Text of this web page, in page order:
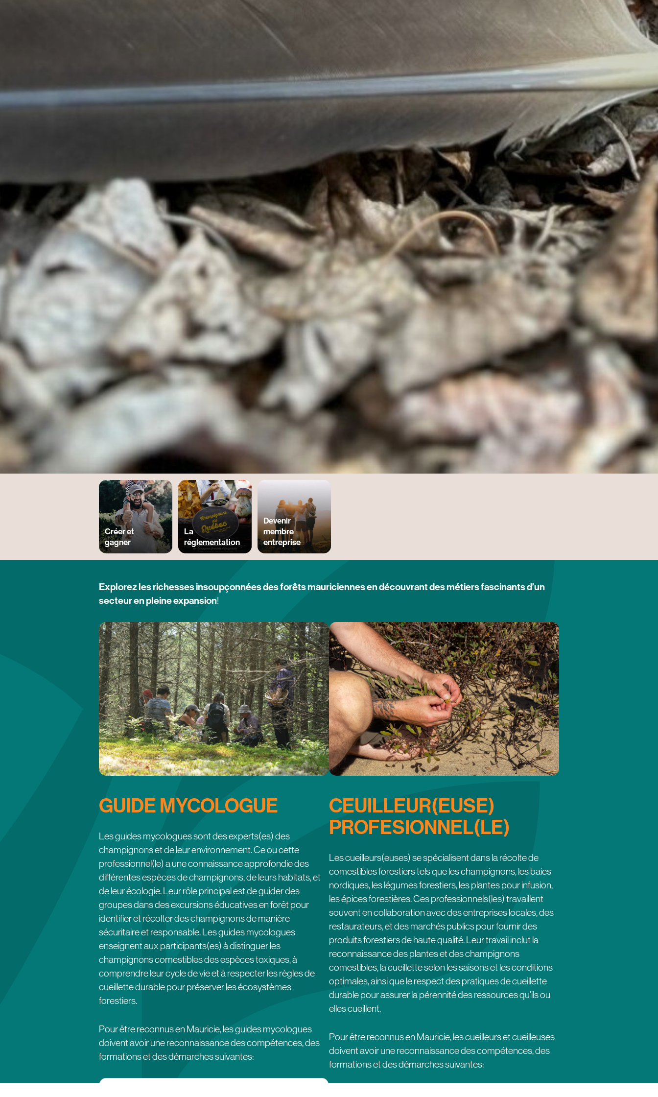
Créer et
gagner
La
réglementation
Devenir
membre
entreprise
Explorez les richesses insoupçonnées des forêts mauriciennes en découvrant des métiers fascinants d’un
secteur en pleine expansion!
GUIDE MYCOLOGUE
Les guides mycologues sont des experts(es) des
champignons et de leur environnement. Ce ou cette
professionnel(le) a une connaissance approfondie des
différentes espèces de champignons, de leurs habitats, et
de leur écologie. Leur rôle principal est de guider des
groupes dans des excursions éducatives en forêt pour
identifier et récolter des champignons de manière
sécuritaire et responsable. Les guides mycologues
enseignent aux participants(es) à distinguer les
champignons comestibles des espèces toxiques, à
comprendre leur cycle de vie et à respecter les règles de
cueillette durable pour préserver les écosystèmes
forestiers.
Pour être reconnus en Mauricie, les guides mycologues
doivent avoir une reconnaissance des compétences, des
formations et des démarches suivantes:
CEUILLEUR(EUSE)
PROFESIONNEL(LE)
Les cueilleurs(euses) se spécialisent dans la récolte de
comestibles forestiers tels que les champignons, les baies
nordiques, les légumes forestiers, les plantes pour infusion,
les épices forestières. Ces professionnels(les) travaillent
souvent en collaboration avec des entreprises locales, des
restaurateurs, et des marchés publics pour fournir des
produits forestiers de haute qualité. Leur travail inclut la
reconnaissance des plantes et des champignons
comestibles, la cueillette selon les saisons et les conditions
optimales, ainsi que le respect des pratiques de cueillette
durable pour assurer la pérennité des ressources qu’ils ou
elles cueillent.
Pour être reconnus en Mauricie, les cueilleurs et cueilleuses
doivent avoir une reconnaissance des compétences, des
formations et des démarches suivantes: